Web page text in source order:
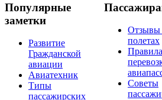
Популярные
заметки
Развитие
Гражданской
авиации
Авиатехник
Типы
пассажирских
Отзывы
полетах
Правила
Советы